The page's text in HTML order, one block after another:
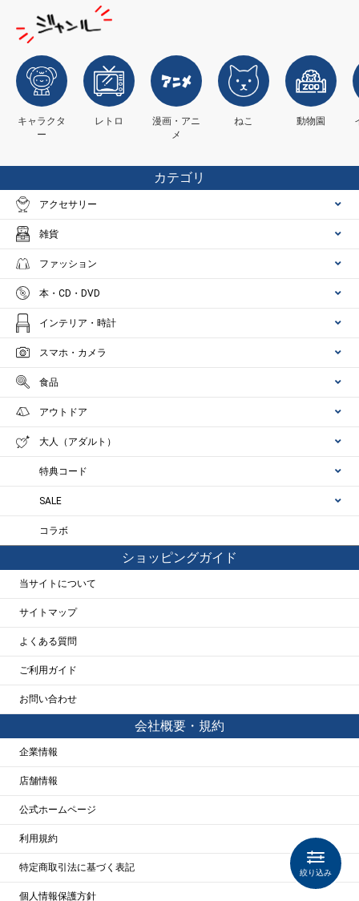
絞り込み
キャラクタ
ー
レトロ
漫画・アニ
メ
ねこ 動物園
カテゴリ
アクセサリー
雑貨
ファッション
本・CD・DVD
インテリア・時計
スマホ・カメラ
食品
アウトドア
大人（アダルト）
特典コード
SALE
コラボ
ショッピングガイド
当サイトについて
サイトマップ
よくある質問
ご利用ガイド
お問い合わせ
会社概要・規約
企業情報
店舗情報
公式ホームページ
利用規約
特定商取引法に基づく表記
個人情報保護方針